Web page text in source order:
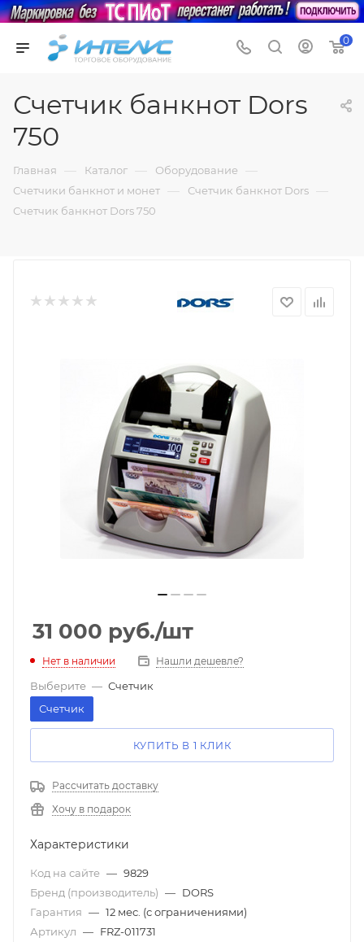
0
Счетчик банкнот Dors
750
Главная — Каталог — Оборудование —
Счетчики банкнот и монет — Счетчик банкнот Dors —
Счетчик банкнот Dors 750
31 000 руб./шт
Нет в наличии Нашли дешевле?
Выберите — Счетчик
Счетчик
КУПИТЬ В 1 КЛИК
Рассчитать доставку
Хочу в подарок
Характеристики
Код на сайте — 9829
Бренд (производитель) — DORS
Гарантия — 12 мес. (с ограничениями)
Артикул — FRZ-011731